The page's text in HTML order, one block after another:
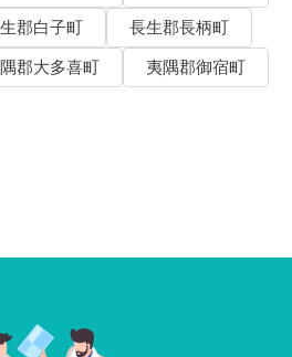
郡白子町
長生郡長柄町
郡大多喜町
夷隅郡御宿町